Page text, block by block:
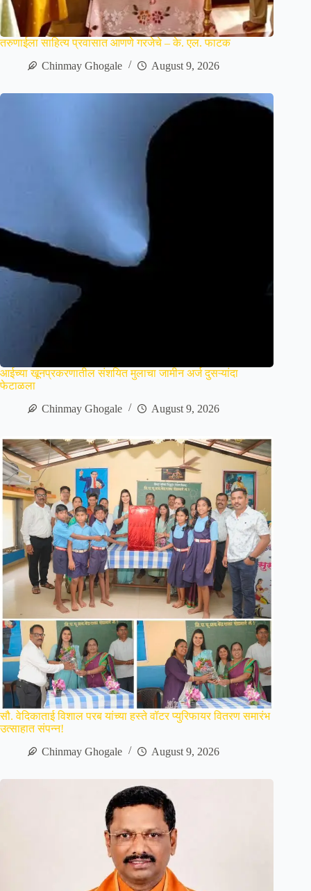
तरुणाईला साहित्य प्रवासात आणणे गरजेचे – के. एल. फाटक
Chinmay Ghogale
August 9, 2026
आईच्या खूनप्रकरणातील संशयित मुलाचा जामीन अर्ज दुसऱ्यांदा
फेटाळला
Chinmay Ghogale
August 9, 2026
सौ. वेदिकाताई विशाल परब यांच्या हस्ते वॉटर प्युरिफायर वितरण समारंभ
उत्साहात संपन्न!
Chinmay Ghogale
August 9, 2026